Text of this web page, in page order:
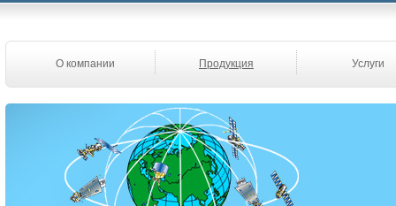
О компании Продукция Услуги